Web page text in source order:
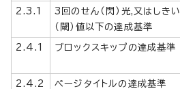
2.3.1
3回のせん（閃）光,又はしきい
（閾）値以下の達成基準
2.4.1 ブロックスキップの達成基準
2.4.2 ページタイトルの達成基準